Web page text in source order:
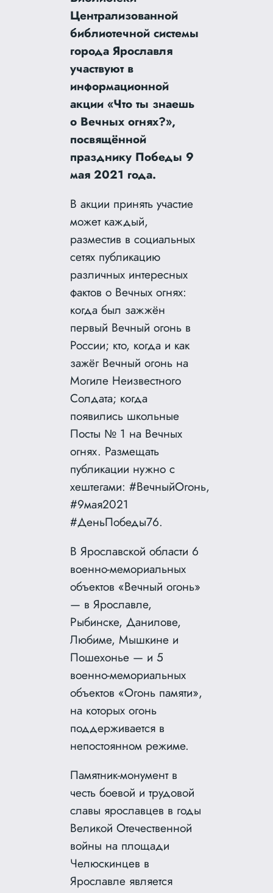
Централизованной
библиотечной системы
города Ярославля
участвуют в
информационной
акции «Что ты знаешь
о Вечных огнях?»,
посвящённой
празднику Победы 9
мая 2021 года.
В акции принять участие
может каждый,
разместив в социальных
сетях публикацию
различных интересных
фактов о Вечных огнях:
когда был зажжён
первый Вечный огонь в
России; кто, когда и как
зажёг Вечный огонь на
Могиле Неизвестного
Солдата; когда
появились школьные
Посты № 1 на Вечных
огнях. Размещать
публикации нужно с
хештегами: #ВечныйОгонь,
#9мая2021
#ДеньПобеды76.
В Ярославской области 6
военно-мемориальных
объектов «Вечныйогонь»
— в Ярославле,
Рыбинске, Данилове,
Любиме, Мышкине и
Пошехонье — и 5
военно-мемориальных
объектов «Огонь памяти»,
на которых огонь
поддерживается в
непостоянном режиме.
Памятник-монумент в
честь боевой и трудовой
славы ярославцев в годы
Великой Отечественной
войны на площади
Челюскинцев в
Ярославле является